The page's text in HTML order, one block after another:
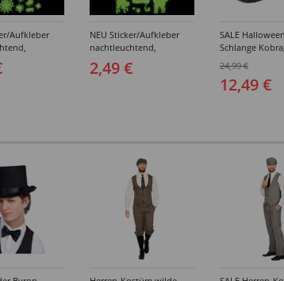
Aufkleber
Motive
NEU Sticker/Aufkleber
nachtleuchtend,
Halloween-Motive
Katzen & Kürbis,
2,49 €
SALE
Schlange
lang, ca. 30cm
24,99 €
12,49 €